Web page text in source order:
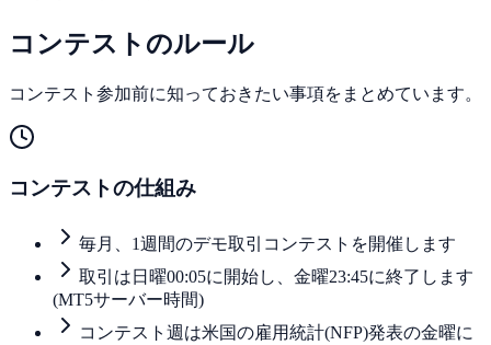
コンテストのルール
コンテスト参加前に知っておきたい事項をまとめています。
コンテストの仕組み
毎月、1週間のデモ取引コンテストを開催します
取引は日曜00:05に開始し、金曜23:45に終了します
(MT5サーバー時間)
コンテスト週は米国の雇用統計(NFP)発表の金曜に